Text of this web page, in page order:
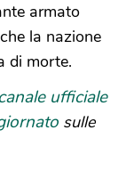
armato
la nazione
di morte.
ufficiale
sulle